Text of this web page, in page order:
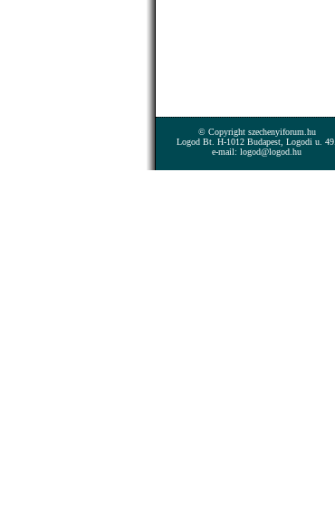
© Copyright szechenyiforum.hu
Logod Bt. H-1012 Budapest, Logodi u. 49.
e-mail: logod@logod.hu